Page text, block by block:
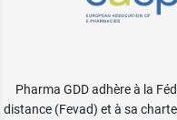
Pharma GDD adhère à la
distance (Fevad) et à sa